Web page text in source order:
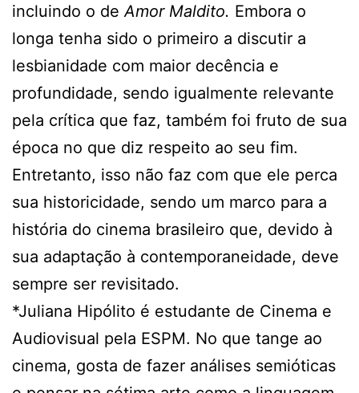
incluindo o deAmor Maldito. Embora o
longa tenha sido o primeiro a discutir a
lesbianidade com maior decência e
profundidade, sendo igualmente relevante
pela crítica que faz, também foi fruto de sua
época no que diz respeito ao seu fim.
Entretanto, isso não faz com que ele perca
sua historicidade, sendo um marco para a
história do cinema brasileiro que, devido à
sua adaptação à contemporaneidade, deve
sempre ser revisitado.
*Juliana Hipólito é estudante de Cinema e
Audiovisual pela ESPM. No que tange ao
cinema, gosta de fazer análises semióticas